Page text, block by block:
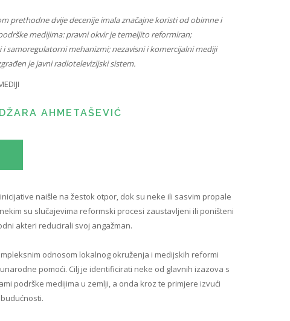
prethodne dvije decenije imala značajne koristi od obimne i
medijima: pravni okvir je temeljito reformiran;
samoregulatorni mehanizmi; nezavisni i komercijalni mediji
je javni radiotelevizijski sistem.
AHMETAŠEVIĆ
naišle na žestok otpor, dok su neke ili sasvim propale
su slučajevima reformski procesi zaustavljeni ili poništeni
akteri reducirali svoj angažman.
odnosom lokalnog okruženja i medijskih reformi
pomoći. Cilj je identificirati neke od glavnih izazova s
podrške medijima u zemlji, a onda kroz te primjere izvući